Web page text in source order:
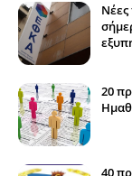
Νέες
20
40